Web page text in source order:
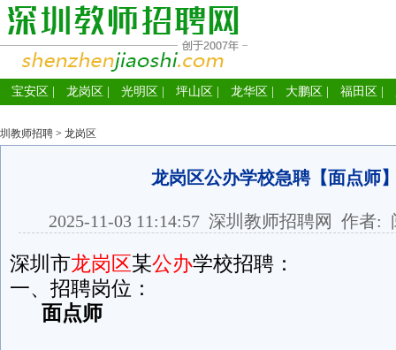
宝安区 龙岗区 光明区 坪山区 龙华区 大鹏区 福田区
圳教师招聘 > 龙岗区
龙岗区公办学校急聘【面点师
2025-11-03 11:14:57 深圳教师招聘网 作者:
深圳市龙岗区某公办学校招聘：
一、招聘岗位：
面点师